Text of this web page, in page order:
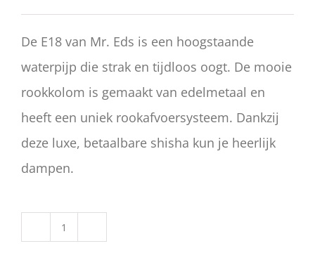
De E18 van Mr. Eds is een hoogstaande
waterpijp die strak en tijdloos oogt. De mooie
rookkolom is gemaakt van edelmetaal en
heeft een uniek rookafvoersysteem. Dankzij
deze luxe, betaalbare shisha kun je heerlijk
dampen.
E18